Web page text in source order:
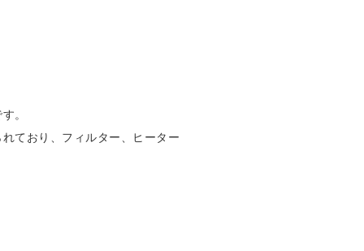
。
ており、フィルター、ヒーター